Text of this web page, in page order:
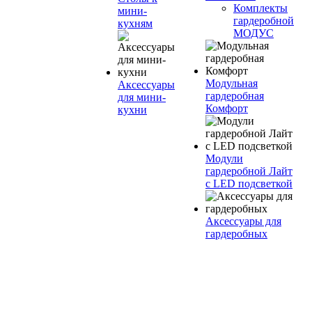
мини-
кухням
Аксессуары
для мини-
кухни
Комплекты
гардеробной
МОДУС
Модульная
гардеробная
Комфорт
Модули
гардеробной Лайт
с LED подсветкой
Аксессуары для
гардеробных